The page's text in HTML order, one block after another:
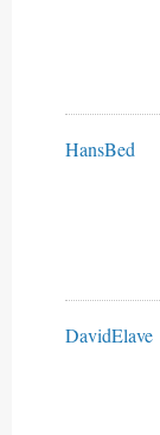
HansBed
DavidElave